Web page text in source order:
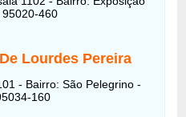
95020-460
Lourdes Pereira
- Bairro: São Pelegrino -
160